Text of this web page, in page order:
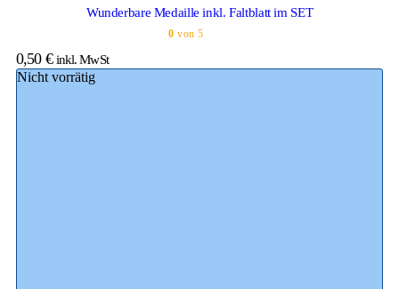
Wunderbare Medaille inkl. Faltblatt im SET
0 von 5
0,50 € inkl. MwSt
Nicht vorrätig